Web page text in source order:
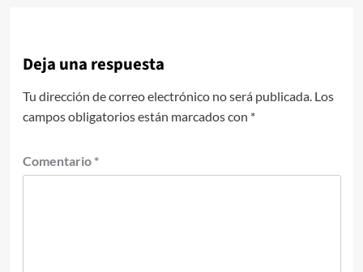
Deja una respuesta
Tu dirección de correo electrónico no será publicada. Los
campos obligatorios están marcados con *
Comentario *